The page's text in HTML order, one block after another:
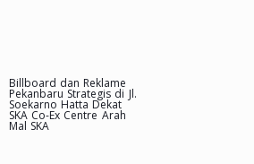
Billboard dan Reklame
Pekanbaru Strategis di Jl.
Soekarno Hatta Dekat
SKA Co-Ex Centre Arah
Mal SKA